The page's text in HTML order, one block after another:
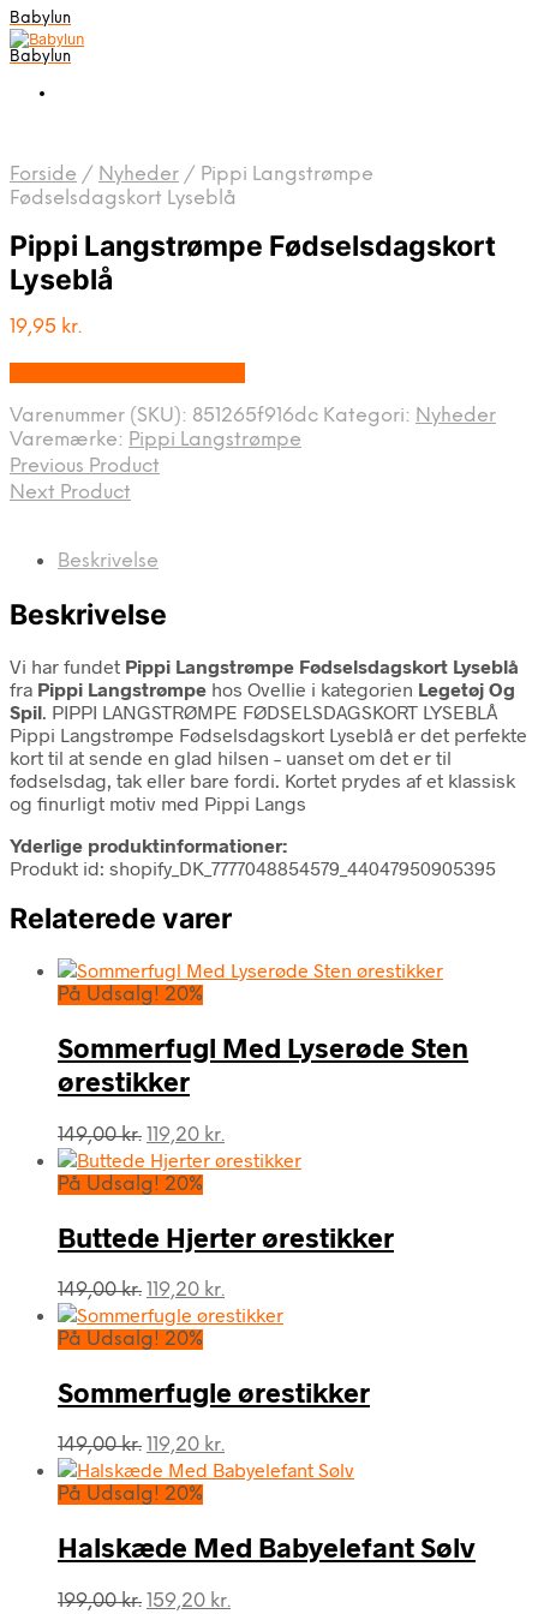
Babylun
Babylun
Forside / Nyheder / Pippi Langstrømpe
Fødselsdagskort Lyseblå
Pippi Langstrømpe Fødselsdagskort
Lyseblå
19,95 kr.
Varenummer (SKU): 851265f916dc Kategori: Nyheder
Varemærke: Pippi Langstrømpe
Previous Product
Next Product
Beskrivelse
Beskrivelse
Vi har fundet Pippi Langstrømpe Fødselsdagskort Lyseblå
fra Pippi Langstrømpe hos Ovellie i kategorien Legetøj Og
Spil. PIPPI LANGSTRØMPE FØDSELSDAGSKORT LYSEBLÅ
Pippi Langstrømpe Fødselsdagskort Lyseblå er det perfekte
kort til at sende en glad hilsen – uanset om det er til
fødselsdag, tak eller bare fordi. Kortet prydes af et klassisk
og finurligt motiv med Pippi Langs
Yderlige produktinformationer:
Produkt id: shopify_DK_7777048854579_44047950905395
Relaterede varer
På Udsalg! 20%
Sommerfugl Med Lyserøde Sten
ørestikker
149,00kr. Den
oprindelige
pris
149,00 kr..
119,20 kr.
aktuelle
119,20 kr..
På Udsalg! 20%
Buttede Hjerter ørestikker
149,00kr. Den
oprindelige
pris
149,00 kr..
119,20 kr.
aktuelle
119,20 kr..
På Udsalg! 20%
Sommerfugle ørestikker
149,00kr. Den
oprindelige
pris
149,00 kr..
119,20 kr.
aktuelle
119,20 kr..
På Udsalg! 20%
Halskæde Med Babyelefant Sølv
199,00kr. Den
159,20 kr.